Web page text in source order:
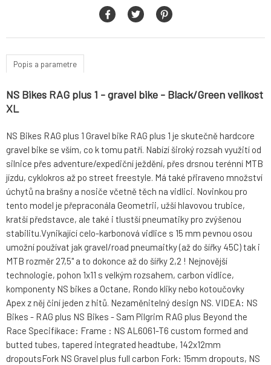
Popis a parametre
NS Bikes RAG plus 1 - gravel bike - Black/Green velikost
XL
NS Bikes RAG plus 1 Gravel bike RAG plus 1 je skutečně hardcore
gravel bike se vším, co k tomu patří. Nabízí široký rozsah využití od
silnice přes adventure/expediční ježdění, přes drsnou terénní MTB
jízdu, cyklokros až po street freestyle. Má také přiraveno množství
úchytů na brašny a nosiče včetně těch na vidlici. Novinkou pro
tento model je přepraconála Geometrii, užší hlavovou trubice,
kratší představce, ale také i tlustší pneumatiky pro zvýšenou
stabilitu.Vynikající celo-karbonová vidlice s 15 mm pevnou osou
umožní používat jak gravel/road pneumaitky (až do šířky 45C) tak i
MTB rozměr 27,5" a to dokonce až do šířky 2,2 ! Nejnovější
technologie, pohon 1x11 s velkým rozsahem, carbon vidlice,
komponenty NS bikes a Octane, Rondo kliky nebo kotoučovky
Apex z něj činí jeden z hitů. Nezaměnitelný design NS. VIDEA: NS
Bikes - RAG plus NS Bikes - Sam Pilgrim RAG plus Beyond the
Race Specifikace: Frame : NS AL6061-T6 custom formed and
butted tubes, tapered integrated headtube, 142x12mm
dropoutsFork NS Gravel plus full carbon Fork: 15mm dropouts, NS